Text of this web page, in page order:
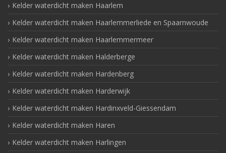
Kelder waterdicht maken Haarlem
Kelder waterdicht maken Haarlemmerliede en Spaarnwoude
Kelder waterdicht maken Haarlemmermeer
Kelder waterdicht maken Halderberge
Kelder waterdicht maken Hardenberg
Kelder waterdicht maken Harderwijk
Kelder waterdicht maken Hardinxveld-Giessendam
Kelder waterdicht maken Haren
Kelder waterdicht maken Harlingen